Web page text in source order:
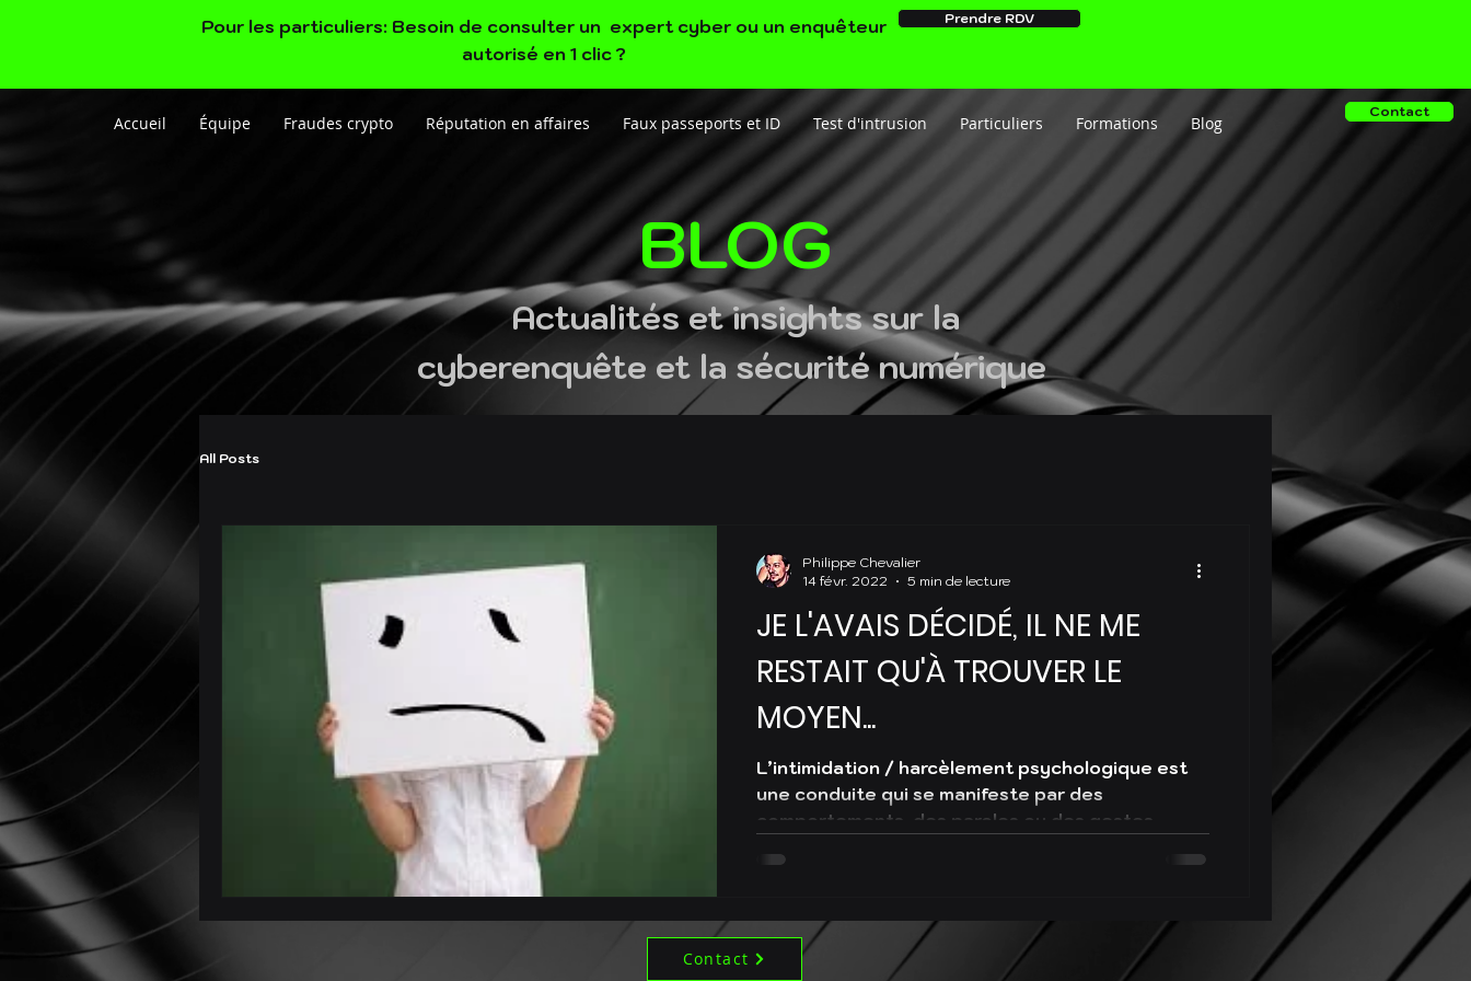
Contact
Pour les particuliers: Besoin de consulter un expert cyber ou un enquêteur
autorisé en 1 clic ?
Prendre RDV
Accueil Équipe Fraudes crypto Réputation en affaires Faux passeports et ID Test d'intrusion Particuliers Formations Blog
BLOG
Actualités et insights sur la
cyberenquête et la sécurité numérique
All Posts
JE L'AVAIS DÉCIDÉ, IL NE ME
RESTAIT QU'À TROUVER LE
MOYEN...
L’intimidation / harcèlement psychologique est
une conduite qui se manifeste par des
comportements, des paroles ou des gestes
Philippe Chevalier
14 févr. 2022
5 min de lecture
Contact